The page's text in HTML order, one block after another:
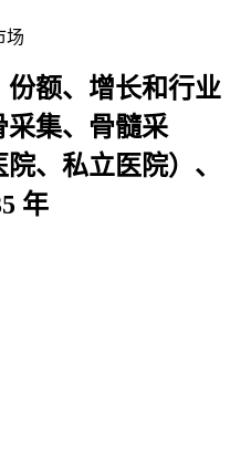
场
额、增长和行业
采集、骨髓采
、私立医院）、
年